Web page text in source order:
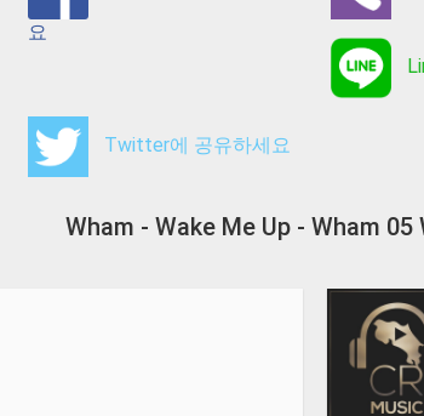
요
Twitter에 공유하세요
Wham - Wake Me Up - Wham